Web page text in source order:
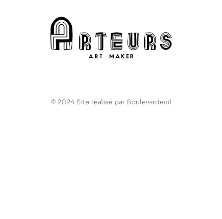
© 2024 Site réalisé par Boulevardenil